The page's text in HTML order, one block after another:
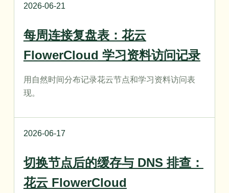
2026-06-21
每周连接复盘表：花云
FlowerCloud 学习资料访问记录
用自然时间分布记录花云节点和学习资料访问表
现。
2026-06-17
切换节点后的缓存与 DNS 排查：
花云 FlowerCloud